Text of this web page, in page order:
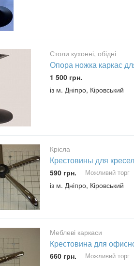
Столи кухонні, обідні
Опора ножка каркас
1 500 грн.
із м. Дніпро, Кіровський
Крісла
Крестовины для
590 грн. Можливий торг
із м. Дніпро, Кіровський
Меблеві каркаси
Крестовина для
660 грн. Можливий торг